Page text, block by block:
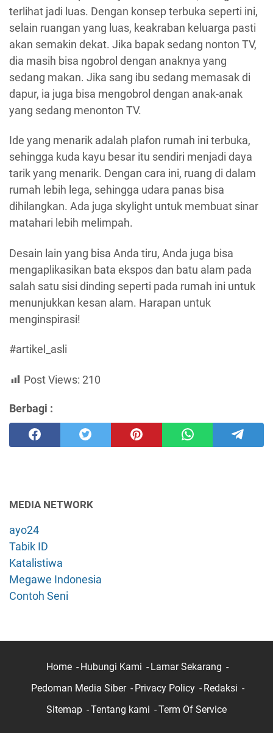
terlihat jadi luas. Dengan konsep terbuka seperti ini,
selain ruangan yang luas, keakraban keluarga pasti
akan semakin dekat. Jika bapak sedang nonton TV,
dia masih bisa ngobrol dengan anaknya yang
sedang makan. Jika sang ibu sedang memasak di
dapur, ia juga bisa mengobrol dengan anak-anak
yang sedang menonton TV.
Ide yang menarik adalah plafon rumah ini terbuka,
sehingga kuda kayu besar itu sendiri menjadi daya
tarik yang menarik. Dengan cara ini, ruang di dalam
rumah lebih lega, sehingga udara panas bisa
dihilangkan. Ada juga skylight untuk membuat sinar
matahari lebih melimpah.
Desain lain yang bisa Anda tiru, Anda juga bisa
mengaplikasikan bata ekspos dan batu alam pada
salah satu sisi dinding seperti pada rumah ini untuk
menunjukkan kesan alam. Harapan untuk
menginspirasi!
#artikel_asli
Post Views: 210
Berbagi :
MEDIA NETWORK
ayo24
Tabik ID
Katalistiwa
Megawe Indonesia
Contoh Seni
Home Hubungi Kami
Lamar Sekarang
Pedoman Media Siber
Privacy Policy
Redaksi
Sitemap
Tentang kami Term Of Service